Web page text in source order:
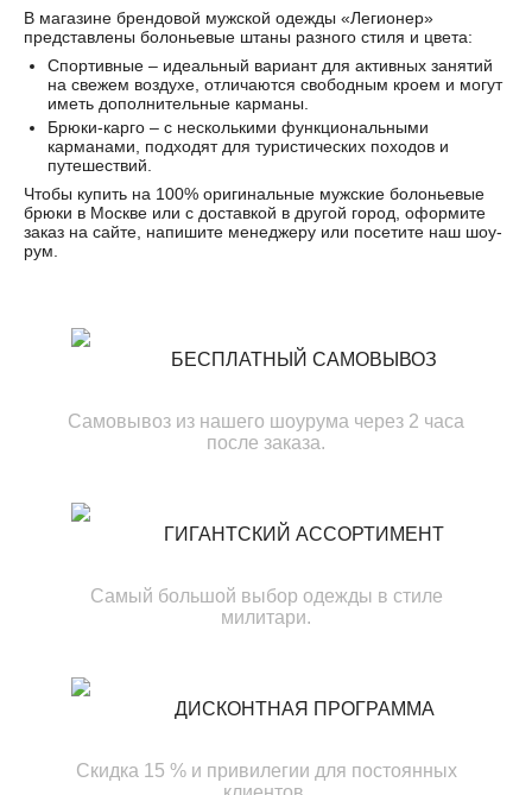
В магазине брендовой мужской одежды «Легионер»
представлены болоньевые штаны разного стиля и цвета:
Спортивные – идеальный вариант для активных занятий
на свежем воздухе, отличаются свободным кроем и могут
иметь дополнительные карманы.
Брюки-карго – с несколькими функциональными
карманами, подходят для туристических походов и
путешествий.
Чтобы купить на 100% оригинальные мужские болоньевые
брюки в Москве или с доставкой в другой город, оформите
заказ на сайте, напишите менеджеру или посетите наш шоу-
рум.
БЕСПЛАТНЫЙ САМОВЫВОЗ
Самовывоз из нашего шоурума через 2 часа
после заказа.
ГИГАНТСКИЙ АССОРТИМЕНТ
Самый большой выбор одежды в стиле
милитари.
ДИСКОНТНАЯ ПРОГРАММА
Скидка 15 % и привилегии для постоянных